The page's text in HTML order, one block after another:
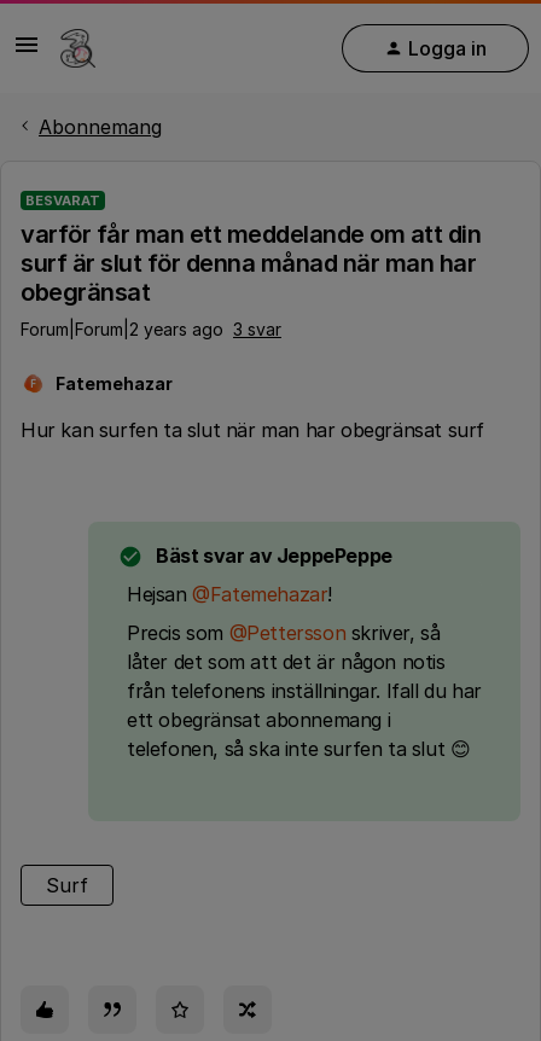
Logga in
Abonnemang
BESVARAT
varför får man ett meddelande om att din
surf är slut för denna månad när man har
obegränsat
Forum|Forum|2 years ago 3 svar
F Fatemehazar
Hur kan surfen ta slut när man har obegränsat surf
Bäst svar av JeppePeppe
Hejsan@Fatemehazar!
Precis som @Pettersson skriver, så
låter det som att det är någon notis
från telefonens inställningar. Ifall du har
ett obegränsat abonnemang i
telefonen, så ska inte surfen ta slut 😊
Surf